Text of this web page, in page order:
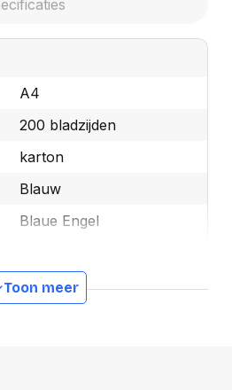
A4
200 bladzijden
karton
Blauw
Blaue Engel
1033302
Toon meer